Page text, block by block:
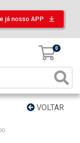
já nosso APP
0
VOLTAR